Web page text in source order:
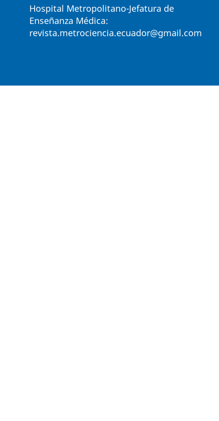
Hospital Metropolitano-Jefatura de
Enseñanza Médica:
revista.metrociencia.ecuador@gmail.com